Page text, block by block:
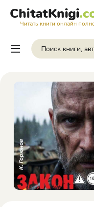
ChitatKnigi
Читать книги онлайн